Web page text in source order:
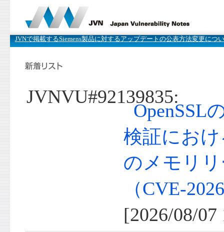
JVNで掲載するSiemens製品に対するアップデートの公表方法変更につ
JVNVU#92139835:
OpenSSL
検証にお
のメモリ
（CVE-
[2026/08/07